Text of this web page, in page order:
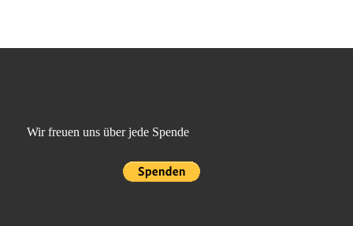
Wir freuen uns über jede Spende